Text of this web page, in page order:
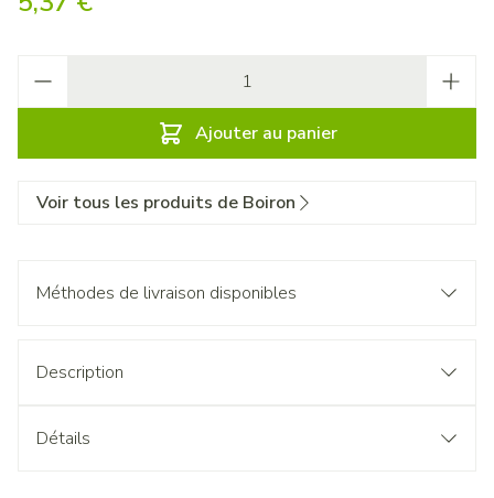
Ajouter au panier
Voir tous les produits de Boiron
Méthodes de livraison disponibles
Description
Détails